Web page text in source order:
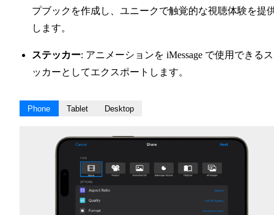
プブックを作成し、ユニークで触覚的な視聴体験を提
します。
ステッカー: アニメーションを iMessage で使用できる
ッカーとしてエクスポートします。
Phone Tablet Desktop